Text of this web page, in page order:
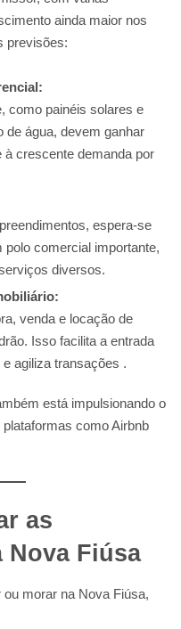
ainda maior nos
previsões:
como painéis solares e
de água, devem ganhar
à crescente demanda por
espera-se
comercial importante,
diversos.
venda e locação de
Isso facilita a entrada
agiliza transações .
está impulsionando o
como Airbnb
as
Fiúsa
morar na Nova Fiúsa,